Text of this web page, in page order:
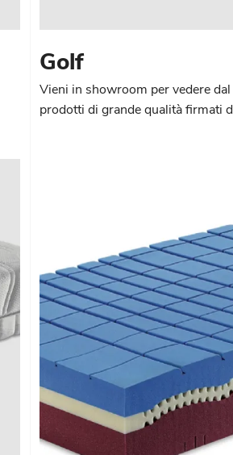
Golf
Vieni in showroom per vedere
prodotti di grande qualità firmati